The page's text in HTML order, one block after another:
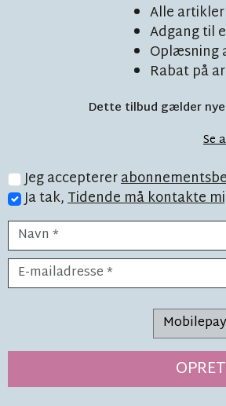
Alle
Adgang til
Oplæsning
Rabat på
Dette tilbud gælder
Se
Jeg accepterer
Ja tak,Tidende må kontakte
Mobilepay
for